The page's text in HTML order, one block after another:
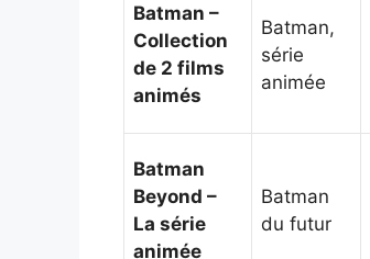
Batman –
Collection
de 2 films
animés
Batman,
série
animée
Batman
Beyond –
La série
animée
Batman
du futur